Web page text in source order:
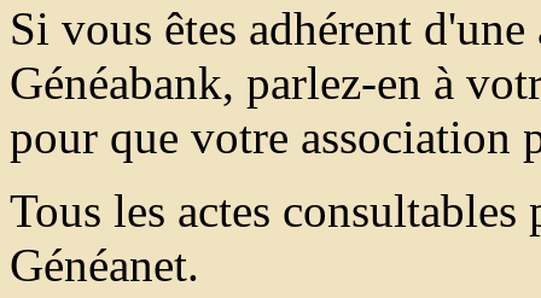
Si vous êtes adhérent
Généabank, parlez-en à
pour que votre association
Tous les actes
Généanet.